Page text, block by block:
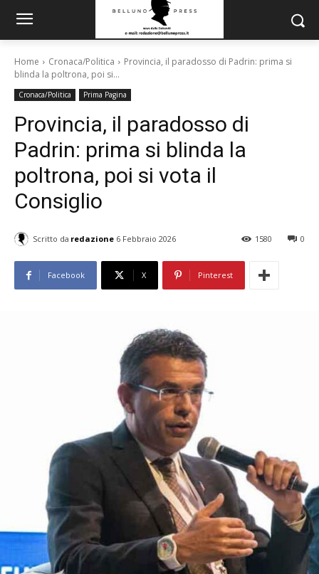
Home Cronaca/Politica
Provincia, il paradosso di Padrin: prima si
blinda la poltrona, poi si...
Cronaca/Politica Prima Pagina
Provincia, il paradosso di
Padrin: prima si blinda la
poltrona, poi si vota il
Consiglio
Scritto da redazione 6 Febbraio 2026 0
1580
Facebook X Pinterest